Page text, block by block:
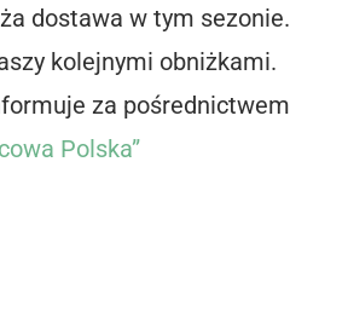
dostawa w tym sezonie.
kolejnymi obniżkami.
za pośrednictwem
Polska”